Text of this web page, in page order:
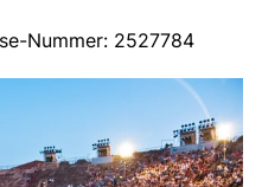
Nummer: 2527784